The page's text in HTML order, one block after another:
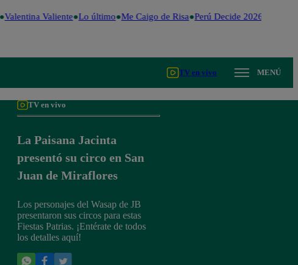
Valentina Valiente Lo último Me Caigo de Risa Perú Decide 2026
TV en vivo MENÚ
TV en vivo
La Paisana Jacinta
presentó su circo en San
Juan de Miraflores
Los personajes del Wasap de JB
presentaron sus circos para estas
Fiestas Patrias. ¡Entérate de todos
los detalles aquí!